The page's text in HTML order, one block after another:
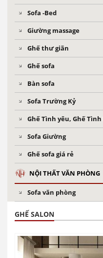
Sofa -Bed
Giường massage
Ghế thư giãn
Ghế sofa
Bàn sofa
Sofa Trường Kỷ
Ghế Tình yêu, Ghế
Sofa Giường
Ghế sofa giá rẻ
NỘI THẤT VĂN PHÒNG
Sofa văn phòng
GHẾ SALON